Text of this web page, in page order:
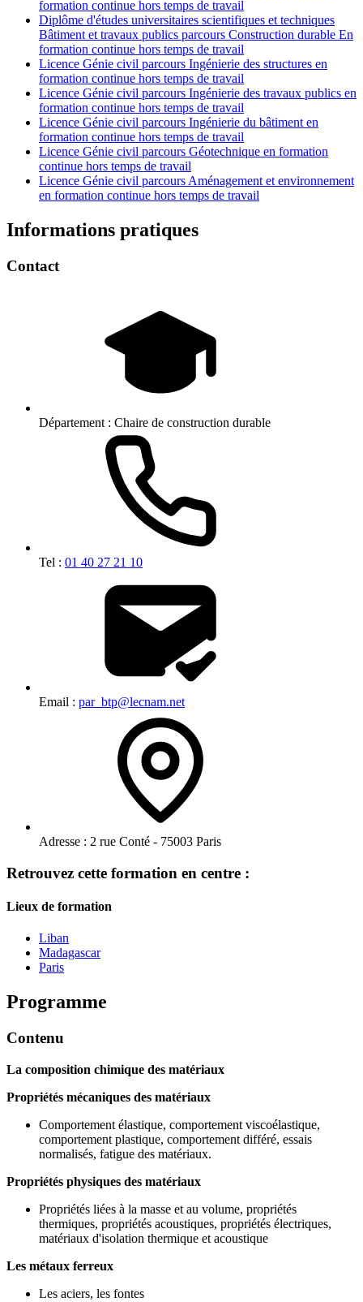
formation continue hors temps de travail
Diplôme d'études universitaires scientifiques et techniques
Bâtiment et travaux publics parcours Construction durable En
formation continue hors temps de travail
Licence Génie civil parcours Ingénierie des structures en
formation continue hors temps de travail
Licence Génie civil parcours Ingénierie des travaux publics en
formation continue hors temps de travail
Licence Génie civil parcours Ingénierie du bâtiment en
formation continue hors temps de travail
Licence Génie civil parcours Géotechnique en formation
continue hors temps de travail
Licence Génie civil parcours Aménagement et environnement
en formation continue hors temps de travail
Informations pratiques
Contact
Département : Chaire de construction durable
Tel : 01 40 27 21 10
Email : par_btp@lecnam.net
Adresse : 2 rue Conté - 75003 Paris
Retrouvez cette formation en centre :
Lieux de formation
Liban
Madagascar
Paris
Programme
Contenu
La composition chimique des matériaux
Propriétés mécaniques des matériaux
Comportement élastique, comportement viscoélastique,
comportement plastique, comportement différé, essais
normalisés, fatigue des matériaux.
Propriétés physiques des matériaux
Propriétés liées à la masse et au volume, propriétés
thermiques, propriétés acoustiques, propriétés électriques,
matériaux d'isolation thermique et acoustique
Les métaux ferreux
Les aciers, les fontes